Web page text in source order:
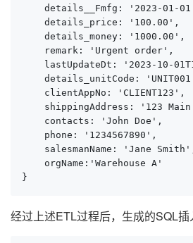
details__Fmfg: '2023-01-
    details_price: '100.00',
    details_money: '1000.00',
    remark: 'Urgent order',
lastUpdateDt: '2023-10-
details_unitCode:
    clientAppNo: 'CLIENT123',
shippingAddress: '123 Main
    contacts: 'John Doe',
    phone: '1234567890',
salesmanName: 'Jane
    orgName:'Warehouse A'
}
经过上述ETL过程后，生成的SQL插